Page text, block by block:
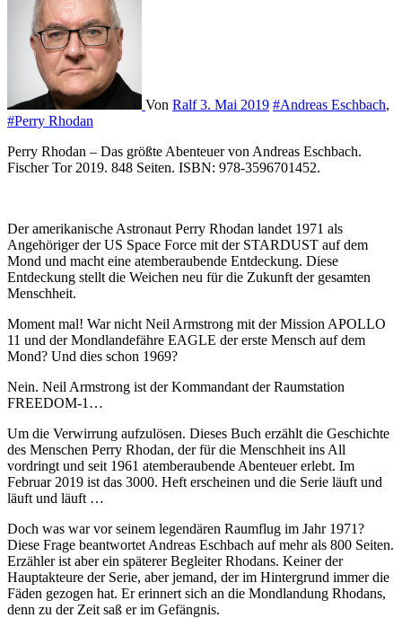
Von Ralf3. Mai 2019 #Andreas Eschbach,
#Perry Rhodan
Perry Rhodan – Das größte Abenteuer von Andreas Eschbach.
Fischer Tor 2019. 848 Seiten. ISBN: 978-3596701452.
Der amerikanische Astronaut Perry Rhodan landet 1971 als
Angehöriger der US Space Force mit der STARDUST auf dem
Mond und macht eine atemberaubende Entdeckung. Diese
Entdeckung stellt die Weichen neu für die Zukunft der gesamten
Menschheit.
Moment mal! War nicht Neil Armstrong mit der Mission APOLLO
11 und der Mondlandefähre EAGLE der erste Mensch auf dem
Mond? Und dies schon 1969?
Nein. Neil Armstrong ist der Kommandant der Raumstation
FREEDOM-1…
Um die Verwirrung aufzulösen. Dieses Buch erzählt die Geschichte
des Menschen Perry Rhodan, der für die Menschheit ins All
vordringt und seit 1961 atemberaubende Abenteuer erlebt. Im
Februar 2019 ist das 3000. Heft erscheinen und die Serie läuft und
läuft und läuft …
Doch was war vor seinem legendären Raumflug im Jahr 1971?
Diese Frage beantwortet Andreas Eschbach auf mehr als 800 Seiten.
Erzähler ist aber ein späterer Begleiter Rhodans. Keiner der
Hauptakteure der Serie, aber jemand, der im Hintergrund immer die
Fäden gezogen hat. Er erinnert sich an die Mondlandung Rhodans,
denn zu der Zeit saß er im Gefängnis.